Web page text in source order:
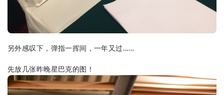
另外感叹下，弹指一挥间，一年又过……
先放几张昨晚星巴克的图！